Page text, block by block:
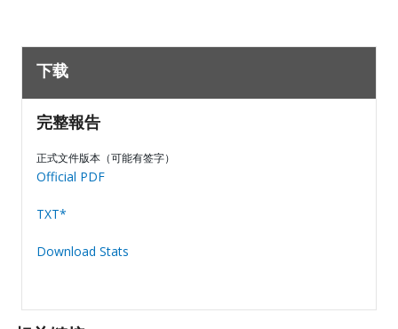
下载
完整報告
正式文件版本（可能有签字）
Official PDF
TXT*
Download Stats